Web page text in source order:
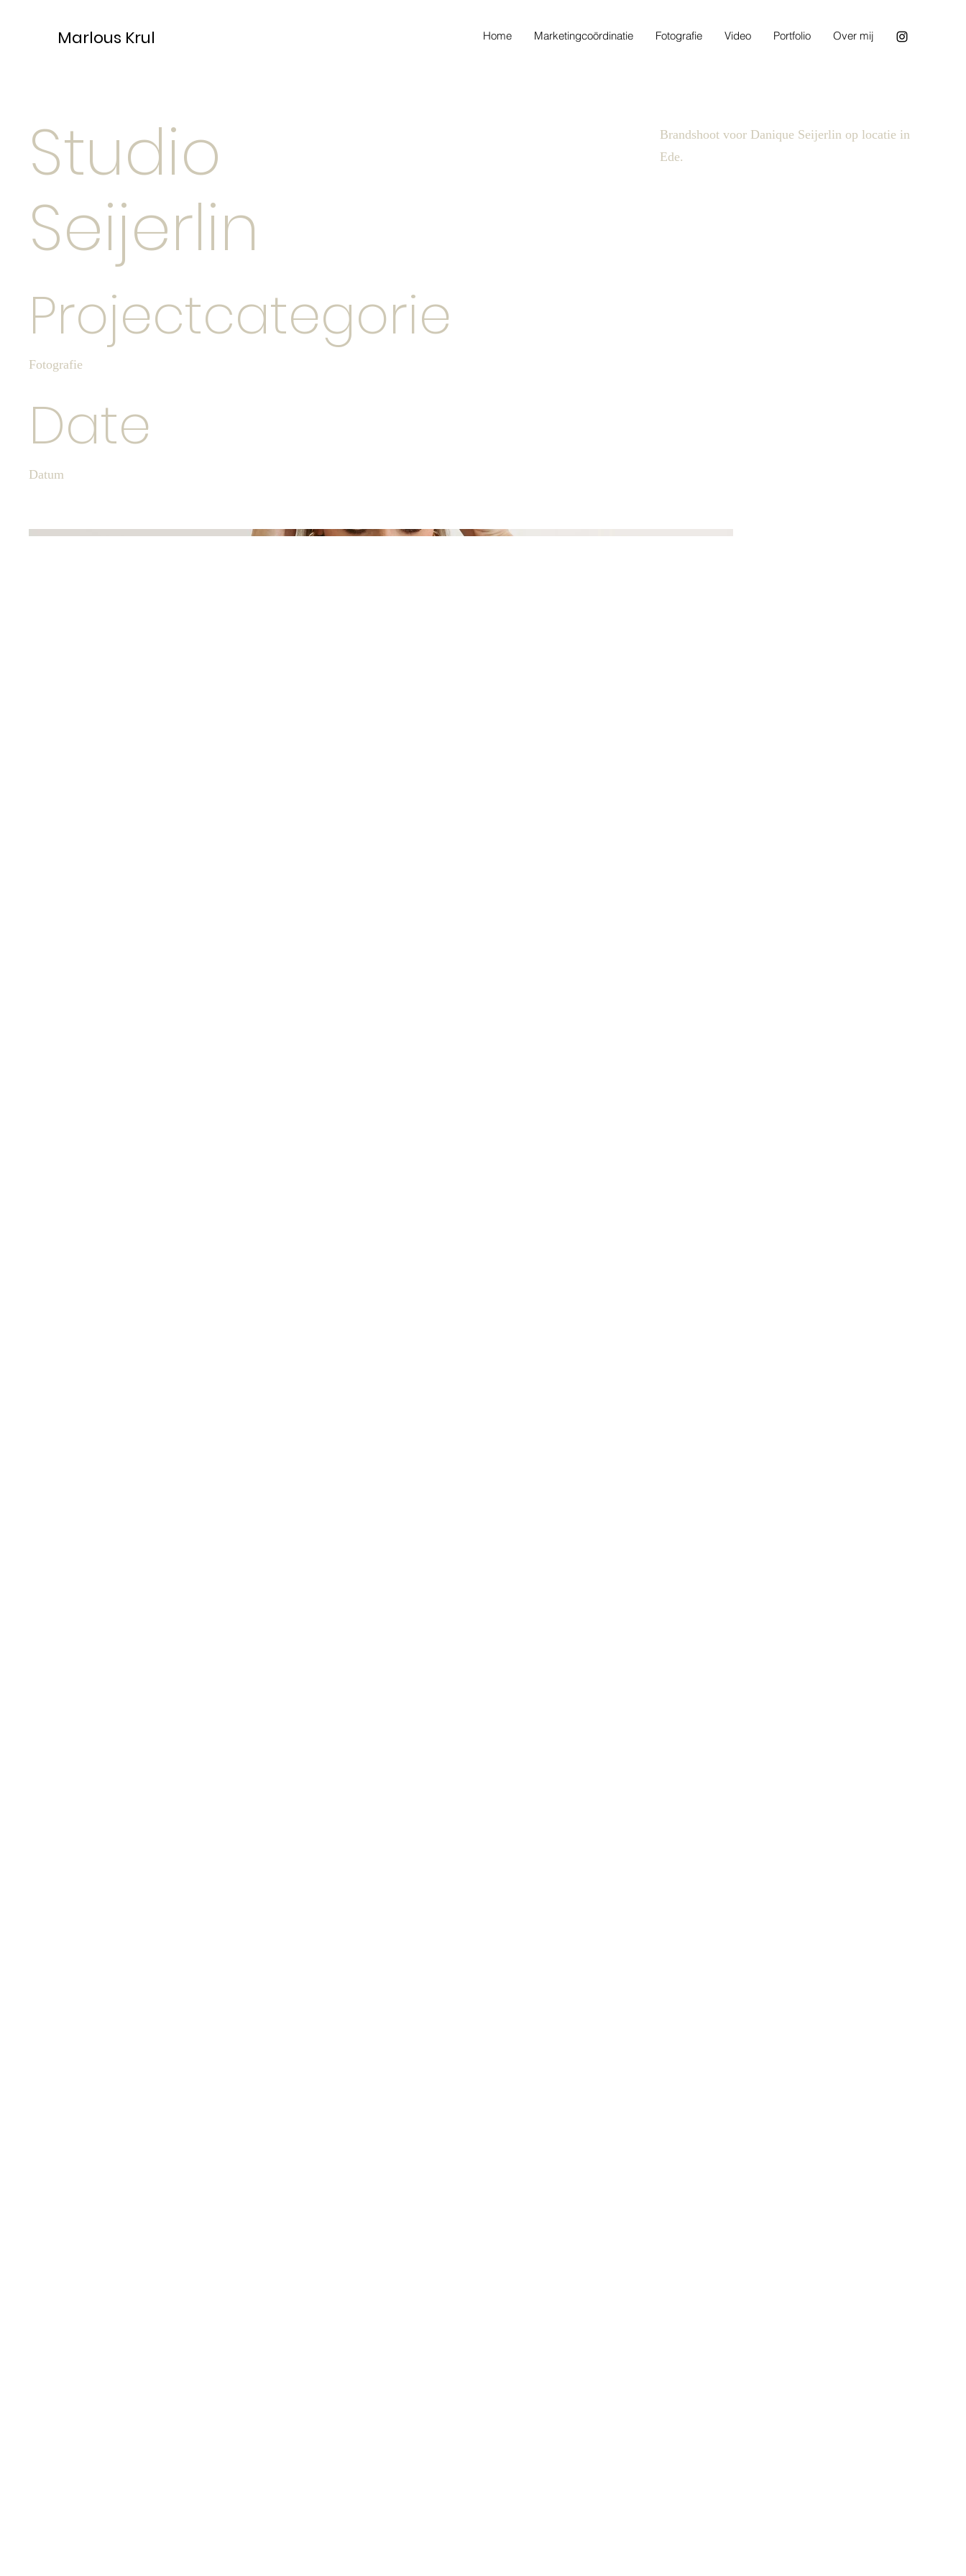
Marlous Krul Home Marketingcoördinatie Fotografie Video Portfolio Over mij
Studio
Seijerlin
Projectcategorie
Fotografie
Date
Datum
Brandshoot voor Danique Seijerlin op locatie in
Ede.